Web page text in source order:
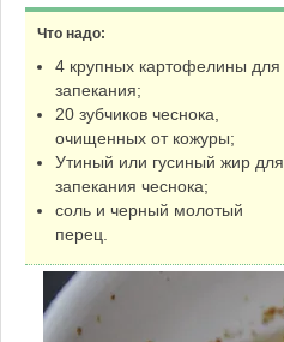
Что надо:
4 крупных картофелины для
запекания;
20 зубчиков чеснока,
очищенных от кожуры;
Утиный или гусиный жир для
запекания чеснока;
соль и черный молотый
перец.